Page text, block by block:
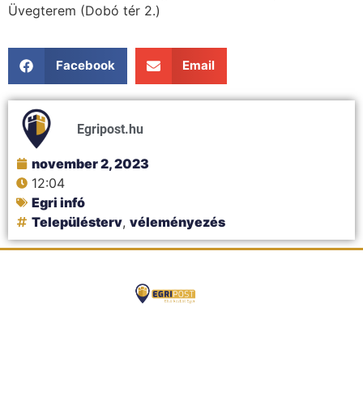
Üvegterem (Dobó tér 2.)
Facebook Email
Egripost.hu
november 2, 2023
12:04
Egri infó
Településterv, véleményezés